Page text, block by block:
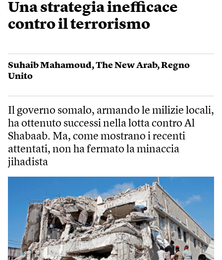
Una strategia inefficace
contro il terrorismo
Suhaib Mahamoud,The New Arab,Regno
Unito
Il governo somalo, armando le milizie locali,
ha ottenuto successi nella lotta contro Al
Shabaab. Ma, come mostrano i recenti
attentati, non ha fermato la minaccia
jihadista